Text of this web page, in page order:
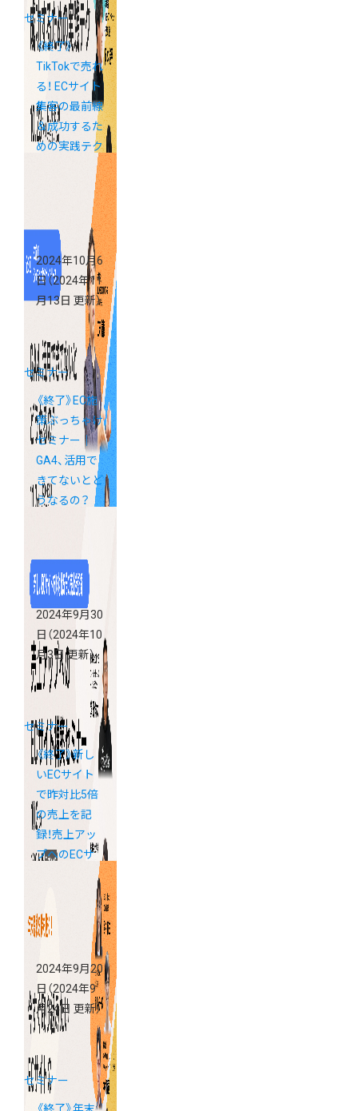
セミナー
《終了》
TikTokで売れ
る！ ECサイト
集客の最前線
＆成功するた
めの実践テク
2024年10月6
日（2024年11
月13日 更新）
セミナー
《終了》EC施
策ぶっちゃけ
セミナー｜
GA4、活用で
きてないとど
うなるの？
2024年9月30
日 （2024年10
月3日 更新）
セミナー
《終了》新し
いECサイト
で昨対比5倍
の売上を記
録！売上アッ
プへのECサ
イト構築セミ
2024年9月20
日 （2024年9
月24日 更新）
セミナー